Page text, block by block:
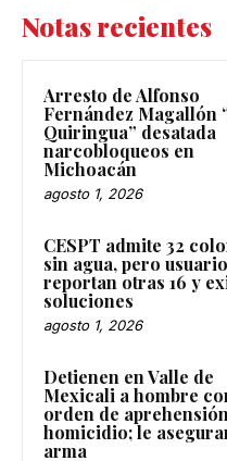
Notas recientes
Arresto de Alfonso
Fernández Magallón
Quiringua” desatada
narcobloqueos en
Michoacán
agosto 1, 2026
CESPT admite 32
sin agua, pero
reportan otras 16 y
soluciones
agosto 1, 2026
Detienen en Valle de
Mexicali a hombre
orden de
homicidio; le
arma